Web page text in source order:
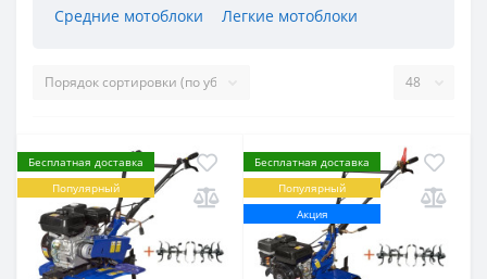
Средние мотоблоки
Легкие мотоблоки
Бесплатная доставка
Популярный
Бесплатная доставка
Популярный
Акция